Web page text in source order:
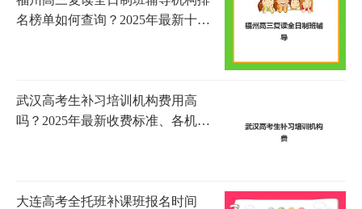
名榜单如何查询？2025年最新十大
武汉高考生补习培训机构费用高
吗？2025年最新收费标准、各机构
大连高考全托班补课班报名时间